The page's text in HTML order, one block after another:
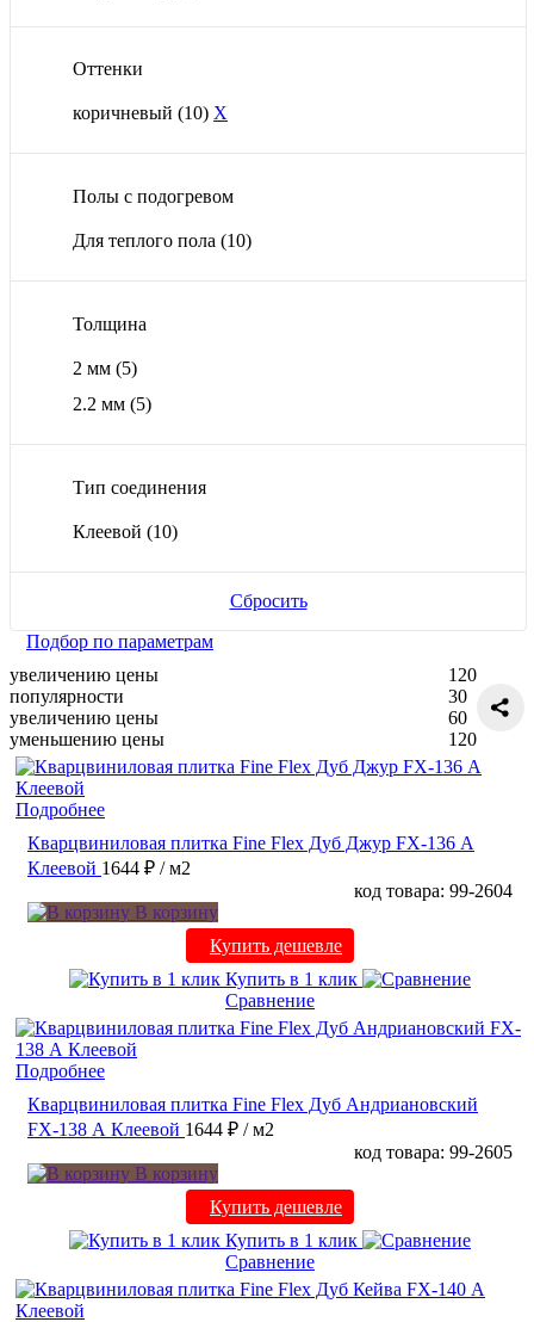
Оттенки
коричневый (10) X
Полы с подогревом
Для теплого пола (10)
Толщина
2 мм (5)
2.2 мм (5)
Тип соединения
Клеевой (10)
Сбросить
Подбор по параметрам
увеличению цены
популярности
увеличению цены
уменьшению цены
120
30
60
120
Подробнее
Кварцвиниловая плитка Fine Flex Дуб Джур FX-136 А
Клеевой 1644 ₽ / м2
код товара: 99-2604
В корзину
Купить дешевле
Купить в 1 клик
Сравнение
Подробнее
Кварцвиниловая плитка Fine Flex Дуб Андриановский
FX-138 А Клеевой 1644 ₽ / м2
код товара: 99-2605
В корзину
Купить дешевле
Купить в 1 клик
Сравнение